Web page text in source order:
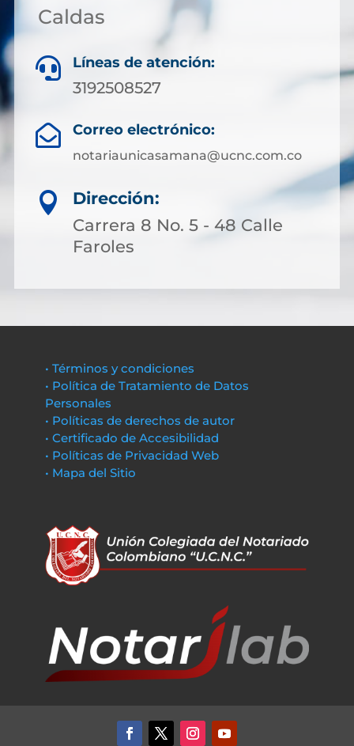
Caldas
 Líneas de atención:
3192508527
 Correo electrónico:
notariaunicasamana@ucnc.com.co

Dirección:
Carrera 8 No. 5 - 48 Calle
Faroles
• Términos y condiciones
• Política de Tratamiento de Datos
Personales
• Políticas de derechos de autor
• Certificado de Accesibilidad
• Políticas de Privacidad Web
• Mapa del Sitio